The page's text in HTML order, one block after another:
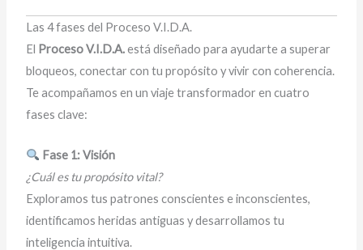
Las 4 fases del Proceso V.I.D.A.
El Proceso V.I.D.A.está diseñado para ayudarte a superar
bloqueos, conectar con tu propósito y vivir con coherencia.
Te acompañamos en un viaje transformador en cuatro
fases clave:
Fase 1: Visión
¿Cuál es tu propósito vital?
Exploramos tus patrones conscientes e inconscientes,
identificamos heridas antiguas y desarrollamos tu
inteligencia intuitiva.